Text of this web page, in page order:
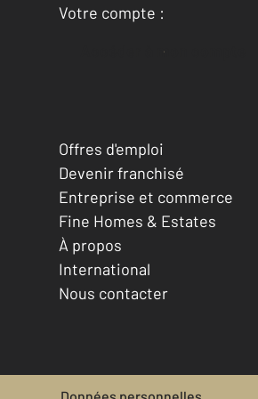
Votre compte :
Accéder à mon compte
Offres d'emploi
Devenir franchisé
Entreprise et commerce
Fine Homes & Estates
À propos
International
Nous contacter